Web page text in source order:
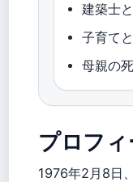
建築士
子育て
母親の
プロフ
1976年2月8日